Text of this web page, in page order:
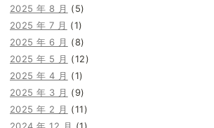
2025 年 8 月 (5)
2025 年 7 月 (1)
2025 年 6 月 (8)
2025 年 5 月 (12)
2025 年 4 月 (1)
2025 年 3 月 (9)
2025 年 2 月 (11)